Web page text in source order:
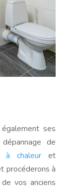
ses
de
à chaleur et
procéderons à
vos anciens